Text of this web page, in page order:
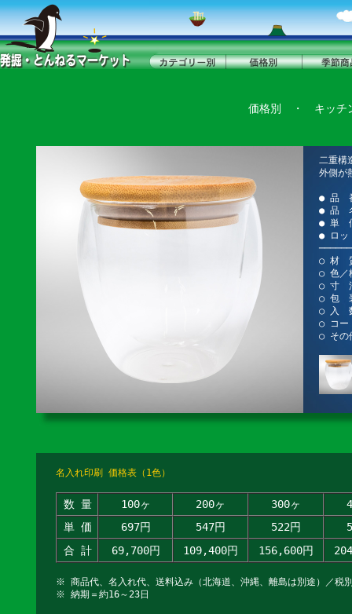
価格別 ・ キッチ
二重構
外側が
● 品
● 品
● 単
● ロッ
○ 材
○ 色／
○ 寸
○ 包
○ 入
○ コー
○ その
名入れ印刷 価格表（1色）
数 量 100ヶ 200ヶ 300ヶ
単 価
697円 547円 522円
合 計
69,700円 109,400円 156,600円
※ 商品代、名入れ代、送料込み（北海道、沖縄、離島は別途）／税
※ 納期＝約16～23日